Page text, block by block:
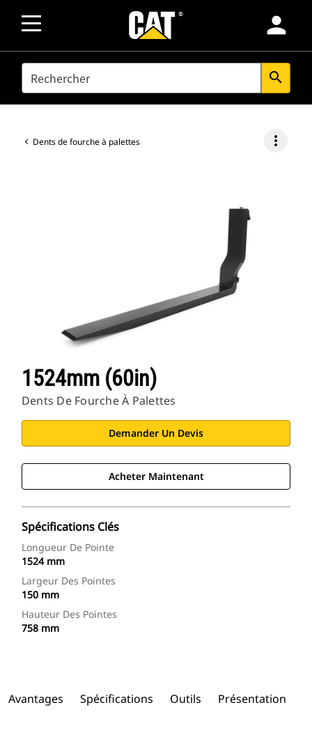
person
SEARCH search
Dents de fourche à palettes more_vert
1524mm (60in)
Dents De Fourche À Palettes
Demander Un Devis
Acheter Maintenant
Spécifications Clés
Longueur De Pointe
1524 mm
Largeur Des Pointes
150 mm
Hauteur Des Pointes
758 mm
Avantages Spécifications Outils Présentation